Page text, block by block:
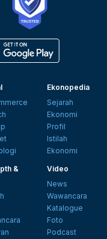
Ekonopedia
Sejarah
Ekonomi
Profil
Istilah
Ekonomi
&
Video
News
Wawancara
Katalogue
Foto
Podcast